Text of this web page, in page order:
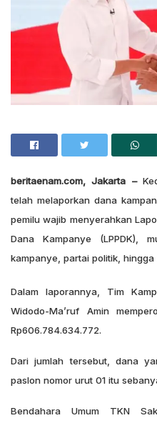
beritaenam.com, Jakarta –
telah melaporkan dana
pemilu wajib menyerahkan
Dana Kampanye (LPPDK),
kampanye, partai politik,
Dalam laporannya, Tim
Widodo-Ma’ruf Amin
Rp606.784.634.772.
Dari jumlah tersebut, dana
paslon nomor urut 01 itu
Bendahara Umum TKN